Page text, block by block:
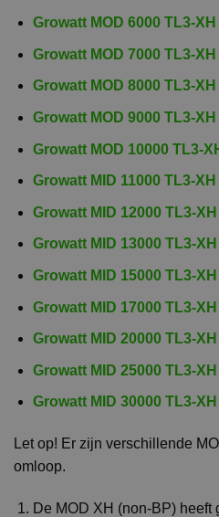
Growatt MOD 6000 TL3-
Growatt MOD 7000 TL3-
Growatt MOD 8000 TL3-
Growatt MOD 9000 TL3-
Growatt MOD 10000 TL3-
Growatt MID 11000 TL3-
Growatt MID 12000 TL3-
Growatt MID 13000 TL3-
Growatt MID 15000 TL3-
Growatt MID 17000 TL3-
Growatt MID 20000 TL3-
Growatt MID 25000 TL3-
Growatt MID 30000 TL3-
Let op! Er zijn verschillende
omloop.
De MOD XH (non-BP)